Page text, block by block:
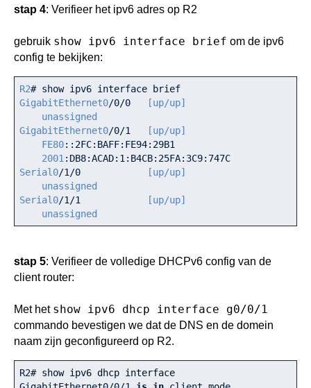
stap 4: Verifieer het ipv6 adres op R2
gebruik show ipv6 interface brief om de ipv6
config te bekijken:
R2
GigabitEthernet0/0/0
[up/up]
unassigned
GigabitEthernet0/0/1
[up/up]
FE80::2FC:BAFF:FE94:29B1
2001
Serial0/1/0
[up/up]
unassigned
Serial0/1/1
[up/up]
unassigned
stap 5: Verifieer de volledige DHCPv6 config van de
client router:
Met het show ipv6 dhcp interface g0/0/1
commando bevestigen we dat de DNS en de domein
naam zijn geconfigureerd op R2.
R2# show ipv6 dhcp interface